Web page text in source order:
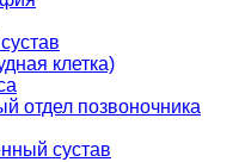
клетка)
отдел позвоночника
сустав